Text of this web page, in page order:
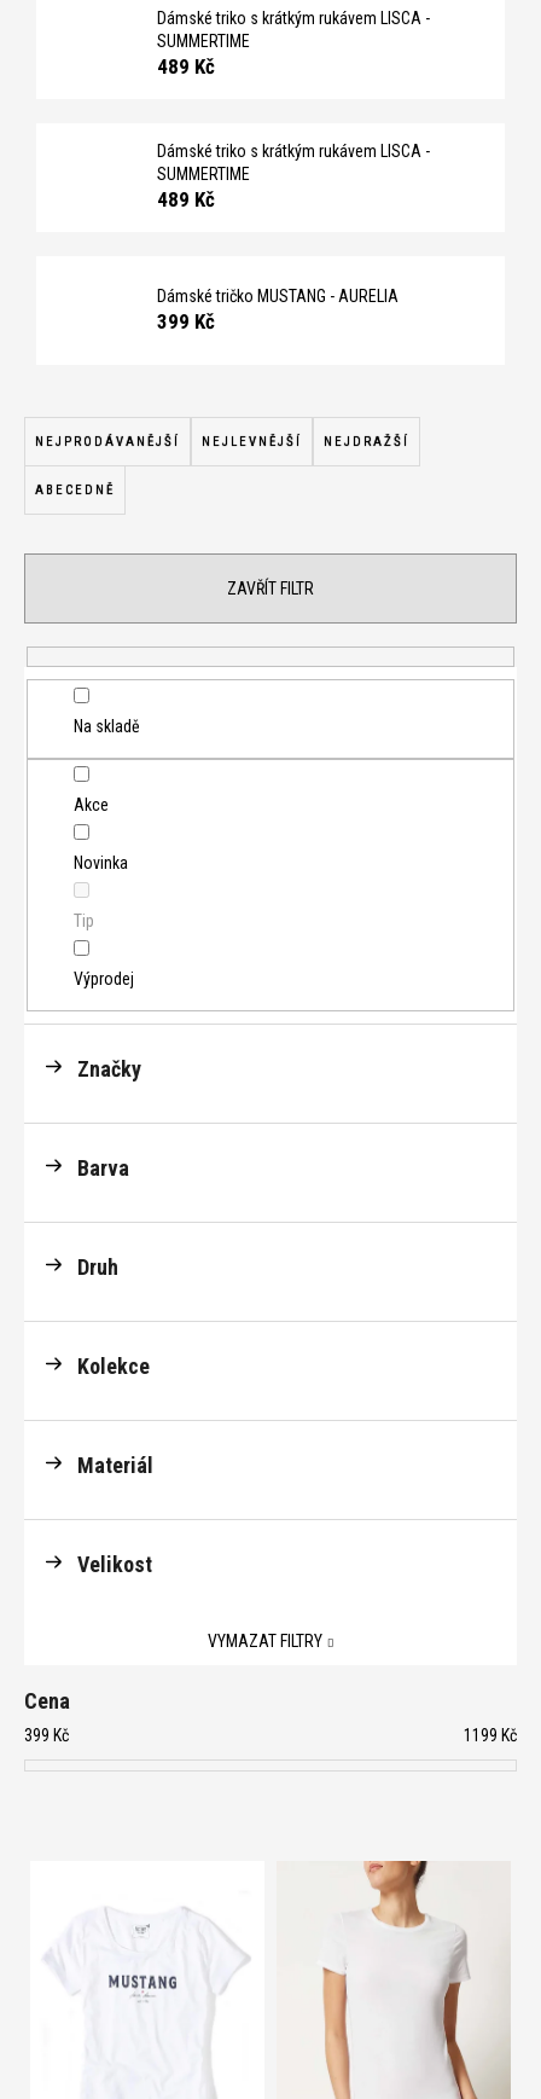
Dámské triko s krátkým rukávem LISCA -
SUMMERTIME
489 Kč
Dámské triko s krátkým rukávem LISCA -
SUMMERTIME
489 Kč
Dámské tričko MUSTANG - AURELIA
399 Kč
Ř
a
z
e
r
o
k
NEJPRODÁVANĚJŠÍ NEJLEVNĚJŠÍ NEJDRAŽŠÍ
ABECEDNĚ
ZAVŘÍT FILTR
Cena
399 Kč 1199 Kč
Na skladě
Akce
Novinka
Tip
Výprodej
Značky
Barva
Druh
Kolekce
Materiál
Velikost
VYMAZAT FILTRY